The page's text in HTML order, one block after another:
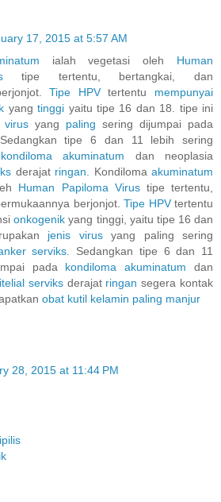
17, 2015 at 5:57 AM
ialah vegetasi oleh Human
tipe tertentu, bertangkai, dan
Tipe HPVtertentu mempunyai
yangtinggi yaitu tipe 16 dan 18. tipe ini
virus yang paling sering dijumpai pada
tipe 6 dan 11 lebih sering
kondiloma akuminatum dan neoplasia
derajat ringan. Kondilomaakuminatum
Human Papiloma Virustipe tertentu,
berjonjot. Tipe HPVtertentu
onkogenik yang tinggi, yaitu tipe 16 dan
jenis virusyang paling sering
serviks.
Sedangkan tipe 6 dan 11
pada kondiloma akuminatum dan
serviksderajat ringan segera kontak
obat kutil kelamin paling manjur
28, 2015 at 11:44 PM